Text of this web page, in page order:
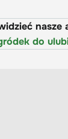
nasze
do